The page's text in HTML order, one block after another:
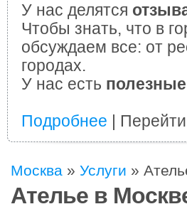
У нас делятся
Чтобы знать, что в
обсуждаем все: от
городах.
У нас есть
Подробнее |
Москва » Услуги »
Ателье в